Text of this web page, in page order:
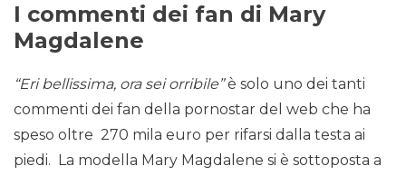
I commenti dei fan di Mary
Magdalene
“Eri bellissima, ora sei orribile”è solo uno dei tanti
commenti dei fan della pornostar del web che ha
speso oltre 270 mila euro per rifarsi dalla testa ai
piedi. La modella Mary Magdalene si è sottoposta a